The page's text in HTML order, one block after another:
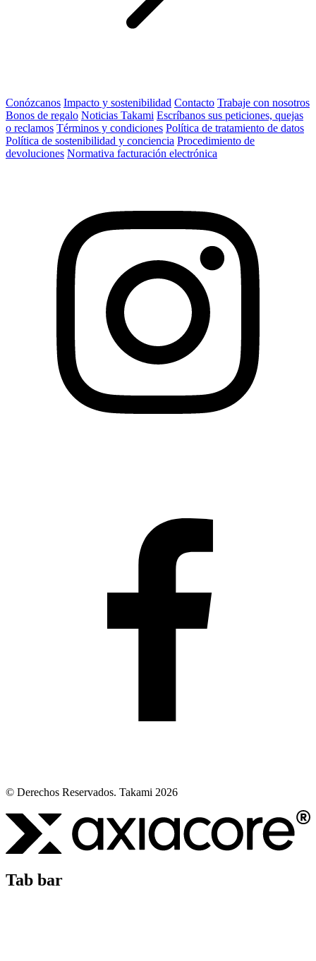
Conózcanos Impacto y sostenibilidad Contacto Trabaje con nosotros
Bonos de regalo Noticias Takami Escríbanos sus peticiones, quejas
o reclamos Términos y condiciones Política de tratamiento de datos
Política de sostenibilidad y conciencia Procedimiento de
devoluciones Normativa facturación electrónica
© Derechos Reservados. Takami 2026
Tab bar